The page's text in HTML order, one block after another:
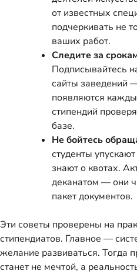
от известных
подчеркивать не
ваших работ.
Следите за
Подписывайтесь
сайты заведений
появляются
стипендий
базе.
Не бойтесь
студенты
знают о квотах.
деканатом — они
пакет документов.
Эти советы проверены на
стипендиатов. Главное —
желание развиваться. Тогда
станет не мечтой, а